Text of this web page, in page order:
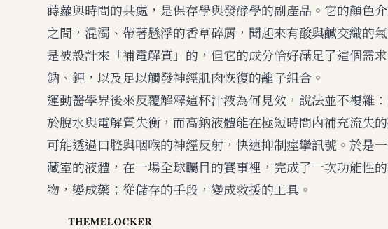
蒔蘿與時間的共處，是保存學與發酵學的副產品。它的顏色
之間，混濁、帶著懸浮的香草碎屑，聞起來有酸與鹹交織的
是被設計來「補電解質」的，但它的成分恰好滿足了這個
鈉、鉀，以及足以觸發神經肌肉恢復的離子組合。
運動醫學界後來反覆解釋這杯汁液為何見效，說法並不複雜
於脫水與電解質失衡，而高鈉液體能在極短時間內補充流失
可能透過口腔與咽喉的神經反射，快速抑制痙攣訊號。於是
藏室的液體，在一場全球矚目的賽事裡，完成了一次功能
物，變成藥；從儲存的手段，變成救援的工具。